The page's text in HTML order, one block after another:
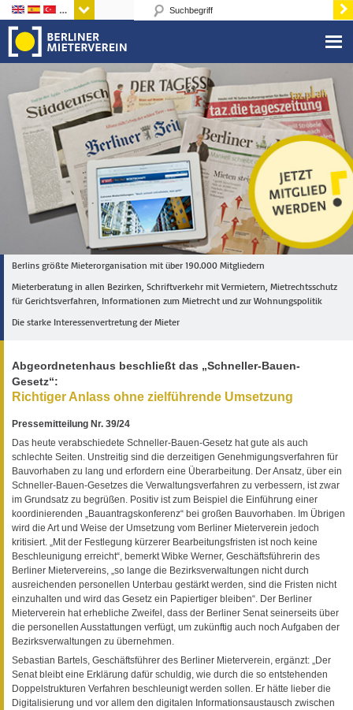
Sprachen
Berlins größte Mieterorganisation mit über 190.000 Mitgliedern
Mieterberatung in allen Bezirken, Schriftverkehr mit Vermietern, Mietrechtsschutz
für Gerichtsverfahren, Informationen zum Mietrecht und zur Wohnungspolitik
Die starke Interessenvertretung der Mieter
Abgeordnetenhaus beschließt das „Schneller-Bauen-
Gesetz“:
Richtiger Anlass ohne zielführende Umsetzung
Pressemitteilung Nr. 39/24
Das heute verabschiedete Schneller-Bauen-Gesetz hat gute als auch
schlechte Seiten. Unstreitig sind die derzeitigen Genehmigungsverfahren für
Bauvorhaben zu lang und erfordern eine Überarbeitung. Der Ansatz, über ein
Schneller-Bauen-Gesetzes die Verwaltungsverfahren zu verbessern, ist zwar
im Grundsatz zu begrüßen. Positiv ist zum Beispiel die Einführung einer
koordinierenden „Bauantragskonferenz“ bei großen Bauvorhaben. Im Übrigen
wird die Art und Weise der Umsetzung vom Berliner Mieterverein jedoch
kritisiert. „Mit der Festlegung kürzerer Bearbeitungsfristen ist noch keine
Beschleunigung erreicht“, bemerkt Wibke Werner, Geschäftsführerin des
Berliner Mietervereins, „so lange die Bezirksverwaltungen nicht durch
ausreichenden personellen Unterbau gestärkt werden, sind die Fristen nicht
einzuhalten und wird das Gesetz ein Papiertiger bleiben“. Der Berliner
Mieterverein hat erhebliche Zweifel, dass der Berliner Senat seinerseits über
die personellen Ausstattungen verfügt, um zukünftig auch noch Aufgaben der
Bezirksverwaltungen zu übernehmen.
Sebastian Bartels, Geschäftsführer des Berliner Mieterverein, ergänzt: „Der
Senat bleibt eine Erklärung dafür schuldig, wie durch die so entstehenden
Doppelstrukturen Verfahren beschleunigt werden sollen. Er hätte lieber die
Digitalisierung und vor allem den digitalen Informationsaustausch zwischen